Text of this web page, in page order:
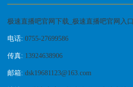
极速直播吧官网下载_极速直播吧官网入口
电话: 0755-27699586
传真: 13924638906
邮箱: dsk19681123@163.com